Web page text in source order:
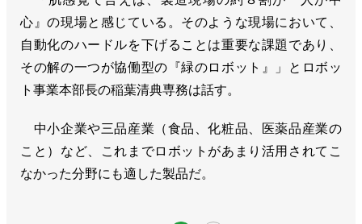
心』の現場と感じている。そのような現場において、
自動化のハードルを下げることは重要な課題であり、
その解の一つが協働型の『緑のロボット』」とロボッ
ト事業本部長の稲葉清典専務は話す。
中小企業や三品産業（食品、化粧品、医薬品産業の
こと）など、これまでロボットがあまり活用されてこ
なかった分野にも適した製品だ。